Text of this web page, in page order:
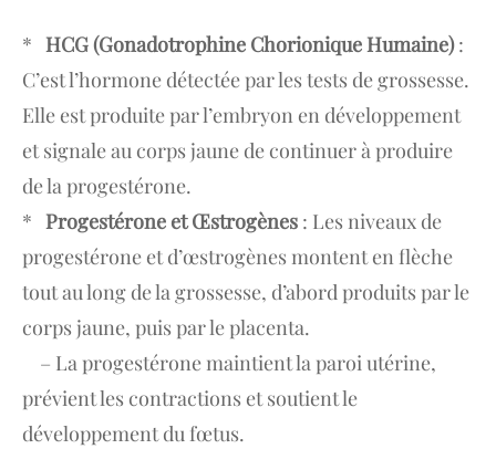
* HCG (Gonadotrophine Chorionique Humaine):
C’est l’hormone détectée par les tests de grossesse.
Elle est produite par l’embryon en développement
et signale au corps jaune de continuer à produire
de la progestérone.
* Progestérone et Œstrogènes : Les niveaux de
progestérone et d’œstrogènes montent en flèche
tout au long de la grossesse, d’abord produits par le
corps jaune, puis par le placenta.
– La progestérone maintient la paroi utérine,
prévient les contractions et soutient le
développement du fœtus.